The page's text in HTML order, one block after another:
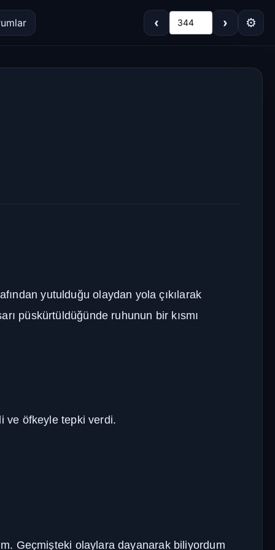
‹ 344 › ⚙
Geniş Çok Geniş
Boyutu
Düz Manga-TR
yutulduğu olaydan yola çıkılarak
püskürtüldüğünde ruhunun bir kısmı
ve öfkeyle tepki verdi.
Geçmişteki olaylara dayanarak biliyordum